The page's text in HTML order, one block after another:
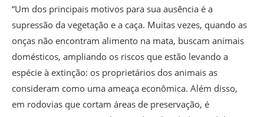
“Um dos principais motivos para sua ausência é a
supressão da vegetação e a caça. Muitas vezes, quando as
onças não encontram alimento na mata, buscam animais
domésticos, ampliando os riscos que estão levando a
espécie à extinção: os proprietários dos animais as
consideram como uma ameaça econômica. Além disso,
em rodovias que cortam áreas de preservação, é